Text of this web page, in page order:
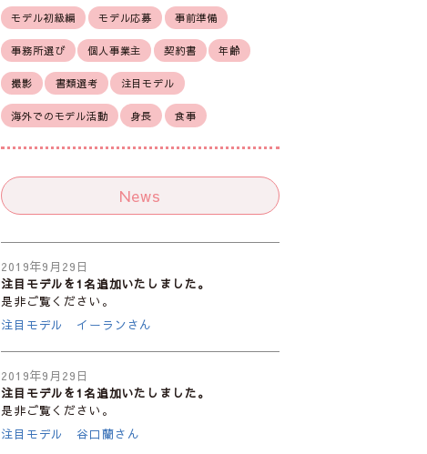
モデル初級編 モデル応募 事前準備
事務所選び 個人事業主 契約書 年齢
撮影 書類選考 注目モデル
海外でのモデル活動 身長 食事
News
2019年9月29日
注目モデルを1名追加いたしました。
是非ご覧ください。
注目モデル イーランさん
2019年9月29日
注目モデルを1名追加いたしました。
是非ご覧ください。
注目モデル 谷口蘭さん